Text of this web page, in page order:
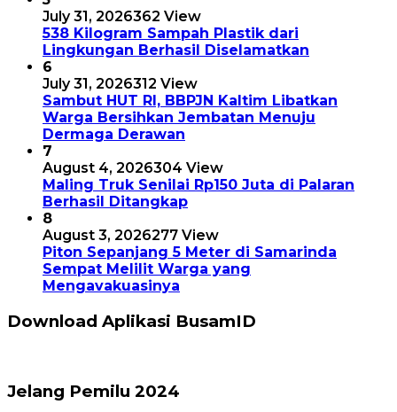
July 31, 2026362 View
538 Kilogram Sampah Plastik dari
Lingkungan Berhasil Diselamatkan
6
July 31, 2026312 View
Sambut HUT RI, BBPJN Kaltim Libatkan
Warga Bersihkan Jembatan Menuju
Dermaga Derawan
7
August 4, 2026304 View
Maling Truk Senilai Rp150 Juta di Palaran
Berhasil Ditangkap
8
August 3, 2026277 View
Piton Sepanjang 5 Meter di Samarinda
Sempat Melilit Warga yang
Mengavakuasinya
Download Aplikasi BusamID
Jelang Pemilu 2024